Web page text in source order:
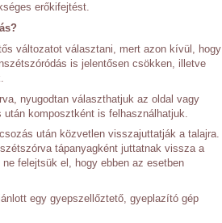
erőkifejtést.
változatot választani, mert azon kívül, hogy
is jelentősen csökken, illetve
nyugodtan választhatjuk az oldal vagy
komposztként is felhasználhatjuk.
után közvetlen visszajuttatják a talajra.
tápanyagként juttatnak vissza a
felejtsük el, hogy ebben az esetben
egy gyepszellőztető, gyeplazító gép